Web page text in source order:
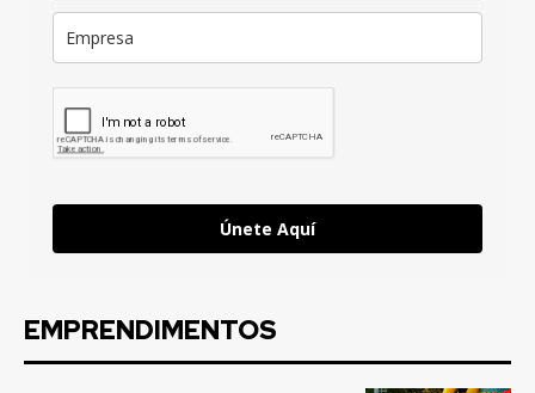
Únete Aquí
EMPRENDIMENTOS